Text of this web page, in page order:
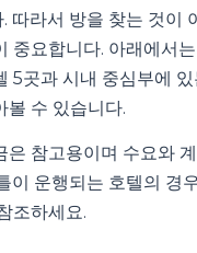
따라서 방을 찾는 것이
중요합니다. 아래에서
5곳과 시내 중심부에
볼 수 있습니다.
은 참고용이며 수요와
이 운행되는 호텔의 경
조하세요.